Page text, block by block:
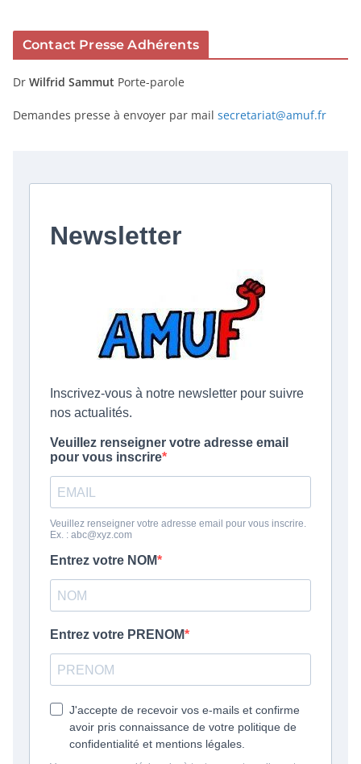
Contact Presse Adhérents
Dr Wilfrid Sammut Porte-parole
Demandes presse à envoyer par mail secretariat@amuf.fr